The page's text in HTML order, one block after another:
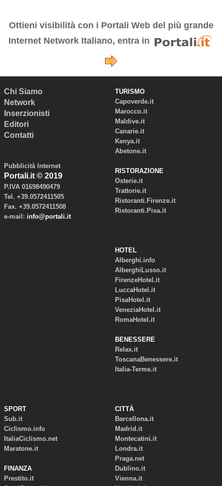
Ottieni visibilità con i Portali Web del più grande
Internet Network Italiano, entra in
Chi Siamo
Network
Inserzionisti
Editori
Contatti
Pubblicità Internet
Portali.it © 2019
P.IVA 01698490479
Tel. +39.0572411505
Fax. +39.0572411508
e-mail: info@portali.it
TURISMO
Capoverde.it
Marocco.it
Maldive.it
Canarie.it
Kenya.it
Abetone.it
RISTORAZIONE
Osterie.it
Trattorie.it
Ristoranti.Firenze.it
Ristoranti.Pisa.it
HOTEL
Alberghi.info
AlberghiLusso.it
FirenzeHotel.it
LuccaHotel.it
PisaHotel.it
VeneziaHotel.it
RomaHotel.it
BENESSERE
Relax.it
ToscanaBenessere.it
Italia-Terme.it
SPORT
Sub.it
Ciclismo.info
ItaliaCiclismo.net
Maratone.it
FINANZA
Prestito.it
CITTÀ
Barcellona.it
Madrid.it
Montecatini.it
Londra.it
Praga.net
Dublino.it
Vienna.it